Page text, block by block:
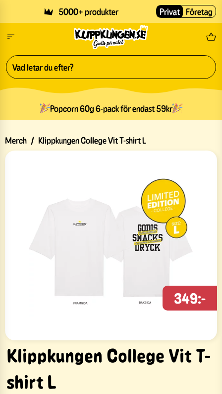
5000+ produkter Fri
Privat Företag
Popcorn 60g 6-pack för endast 59kr
Merch / Klippkungen College Vit T-shirt L
Klippkungen College Vit T-
shirt L
349:-